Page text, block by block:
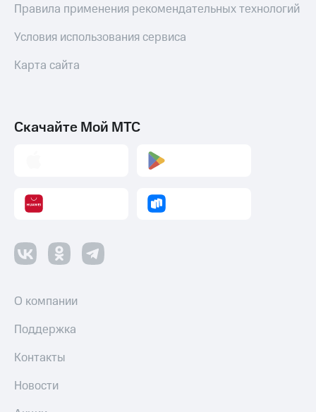
Правила применения рекомендательных технологий
Условия использования сервиса
Карта сайта
Скачайте Мой МТС
О компании
Поддержка
Контакты
Новости